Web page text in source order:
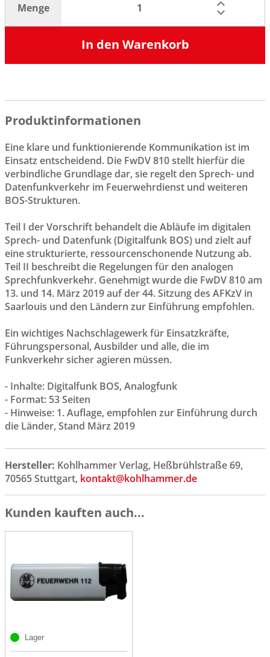
Menge
In den Warenkorb
Produktinformationen
Eine klare und funktionierende Kommunikation ist im
Einsatz entscheidend. Die FwDV 810 stellt hierfür die
verbindliche Grundlage dar, sie regelt den Sprech- und
Datenfunkverkehr im Feuerwehrdienst und weiteren
BOS-Strukturen.
Teil I der Vorschrift behandelt die Abläufe im digitalen
Sprech- und Datenfunk (Digitalfunk BOS) und zielt auf
eine strukturierte, ressourcenschonende Nutzung ab.
Teil II beschreibt die Regelungen für den analogen
Sprechfunkverkehr. Genehmigt wurde die FwDV 810 am
13. und 14. März 2019 auf der 44. Sitzung des AFKzV in
Saarlouis und den Ländern zur Einführung empfohlen.
Ein wichtiges Nachschlagewerk für Einsatzkräfte,
Führungspersonal, Ausbilder und alle, die im
Funkverkehr sicher agieren müssen.
- Inhalte: Digitalfunk BOS, Analogfunk
- Format: 53 Seiten
- Hinweise: 1. Auflage, empfohlen zur Einführung durch
die Länder, Stand März 2019
Hersteller: Kohlhammer Verlag, Heßbrühlstraße 69,
70565 Stuttgart, kontakt@kohlhammer.de
Kunden kauften auch...
Lager